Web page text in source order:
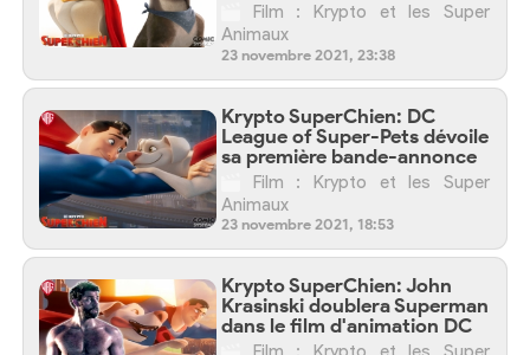
Film : Krypto et les Super
Animaux
23 novembre 2021, 23:38
Krypto SuperChien: DC
League of Super-Pets dévoile
sa première bande-annonce
Film : Krypto et les Super
Animaux
23 novembre 2021, 18:53
Krypto SuperChien: John
Krasinski doublera Superman
dans le film d'animation DC